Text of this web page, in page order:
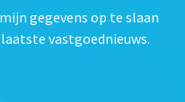
gegevens op te slaan
vastgoednieuws.